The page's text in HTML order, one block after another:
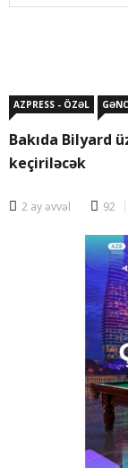
AZPRESS - ÖZƏL
Bakıda Bilyard
keçiriləcək
2 ay əvvəl 92